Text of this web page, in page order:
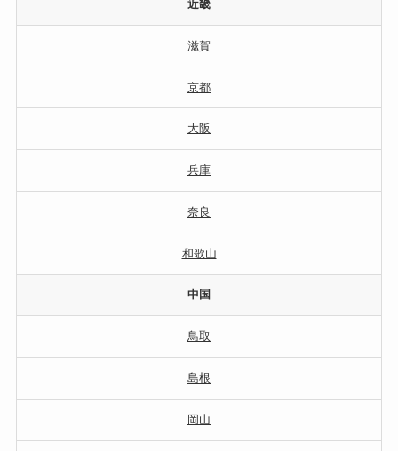
近畿
滋賀
京都
大阪
兵庫
奈良
和歌山
中国
鳥取
島根
岡山